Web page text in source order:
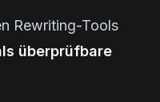
Rewriting-Tools
überprüfbare